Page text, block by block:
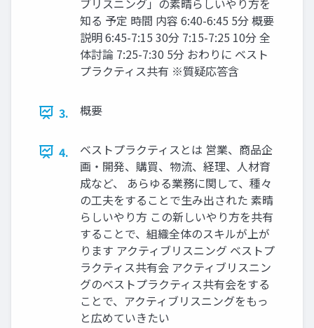
知る 予定 時間 内容 6:40-6:45 5分 概要
説明 6:45-7:15 30分 7:15-7:25 10分 全
体討論 7:25-7:30 5分 おわりに ベスト
プラクティス共有 ※質疑応答含
3. 概要
4.
ベストプラクティスとは 営業、商品企
画・開発、購買、物流、経理、人材育
成など、 あらゆる業務に関して、種々
の工夫をすることで生み出された 素晴
らしいやり方 この新しいやり方を共有
することで、組織全体のスキルが上が
ります アクティブリスニング ベストプ
ラクティス共有会 アクティブリスニン
グのベストプラクティス共有会をする
ことで、アクティブリスニングをもっ
と広めていきたい